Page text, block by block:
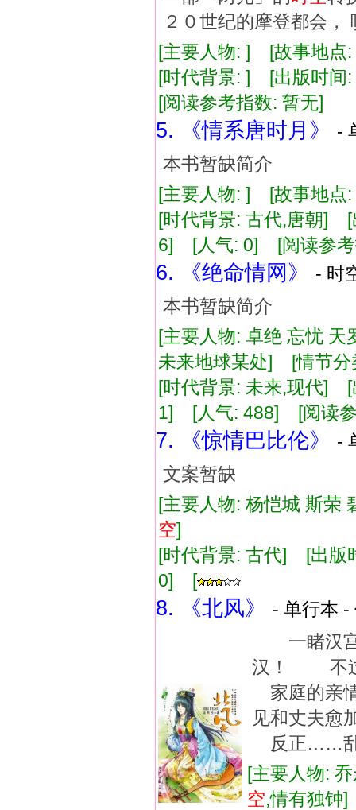
２０世纪的摩登都会
[主要人物: ] [故事地
[时代背景: ] [出版时
[阅读参考指数: 暂无]
5. 《情系唐时月》
-
本书暂缺简介
[主要人物: ] [故事地
[时代背景: 古代,唐朝]
6] [人气: 0] [阅读参考
6. 《绝命情网》
- 时
本书暂缺简介
[主要人物: 卓绝 忘忧
未来地球某处] [情节
[时代背景: 未来,现代]
1] [人气: 488] [阅读参
7. 《惊情巴比伦》
-
文案暂缺
[主要人物: 杨恺城 斯
空]
[时代背景: 古代] [出
0] [
8. 《北风》
- 单行本
一睹汉宫
汉！ 不过
家庭的
见和丈夫
反正……乱
[主要人物:
空,情有独